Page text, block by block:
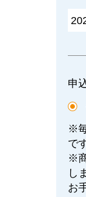
申
※
で
※
し
お